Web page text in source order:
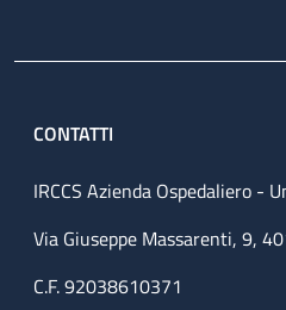
CONTATTI
IRCCS Azienda Ospedaliero -
Via Giuseppe Massarenti, 9,
C.F. 92038610371